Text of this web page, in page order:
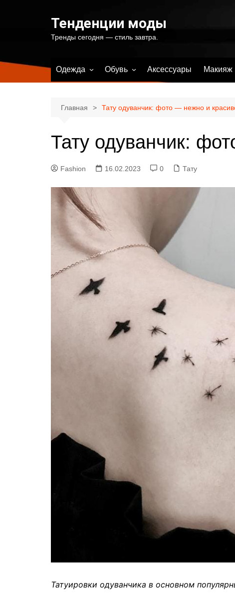
Тенденции моды
Тренды сегодня — стиль завтра.
Одежда
Летняя женская одежда
Зимняя женская одежда
пляжа
Обувь
Летняя женская обувь
Зимняя женская обувь
Аксессуары Макияж
Главная Тату одуванчик: фото — нежно и
Тату одуванчик:
Fashion 16.02.2023 0 Тату
Татуировки одуванчика в основном